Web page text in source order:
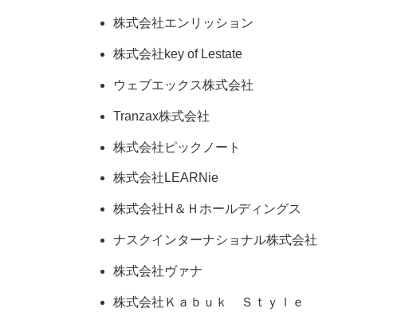
株式会社エンリッション
株式会社key of Lestate
ウェブエックス株式会社
Tranzax株式会社
株式会社ピックノート
株式会社LEARNie
株式会社H＆Ｈホールディングス
ナスクインターナショナル株式会社
株式会社ヴァナ
株式会社Ｋａｂｕｋ Ｓｔｙｌｅ